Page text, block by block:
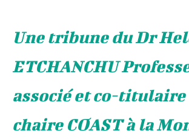
Une tribune du Dr
ETCHANCHU
associé et co-titulaire
chaire COAST à la